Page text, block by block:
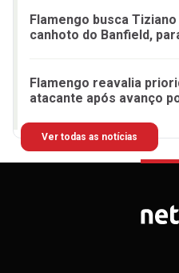
Flamengo busca
canhoto do Banfield,
Flamengo reavalia
atacante após avanço
Ver todas as notícias